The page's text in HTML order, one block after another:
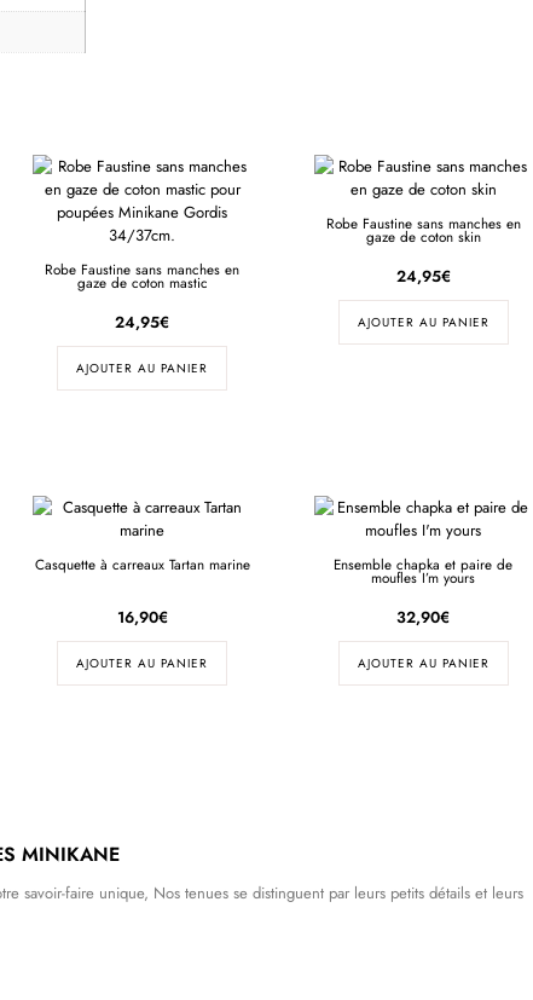
Robe Faustine sans manches en
gaze de coton mastic
24,95€
AJOUTER AU PANIER
Robe Faustine sans manches en
gaze de coton skin
24,95€
AJOUTER AU PANIER
Casquette à carreaux Tartan marine
16,90€
AJOUTER AU PANIER
Ensemble chapka et paire de
moufles I’m yours
32,90€
AJOUTER AU PANIER
MINIKANE
savoir-faire unique, Nos tenues se distinguent par leurs petits détails et leurs